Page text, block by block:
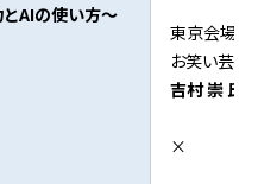
とAIの使い方〜
東京会場：
お笑い芸人
吉村 崇 氏
×